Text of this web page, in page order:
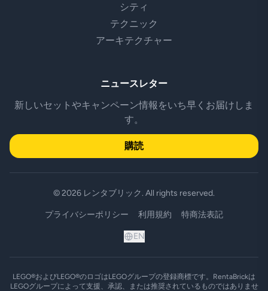
シティ
テクニック
アーキテクチャー
ニュースレター
新しいセットやキャンペーン情報をいち早くお届けしま
す。
購読
© 2026 レンタブリック. All rights reserved.
プライバシーポリシー 利用規約 特商法表記
EN
LEGO®およびLEGO®のロゴはLEGOグループの登録商標です。RentaBrickは
LEGOグループによって支援、承認、または推奨されているものではありませ